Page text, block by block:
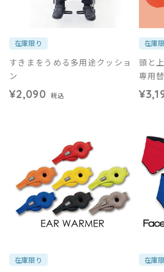
在庫限り
すきまをうめる多用途クッショ
ン
¥2,090 税込
在庫
頭と
専用
在庫限り 在庫